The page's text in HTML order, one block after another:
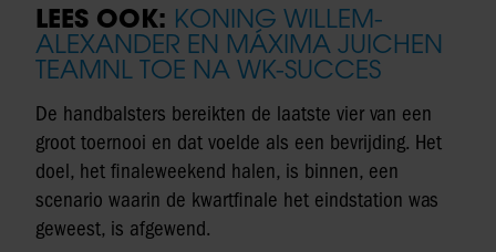
LEES OOK: KONING WILLEM-
ALEXANDER EN MÁXIMA JUICHEN
TEAMNL TOE NA WK-SUCCES
De handbalsters bereikten de laatste vier van een
groot toernooi en dat voelde als een bevrijding. Het
doel, het finaleweekend halen, is binnen, een
scenario waarin de kwartfinale het eindstation was
geweest, is afgewend.